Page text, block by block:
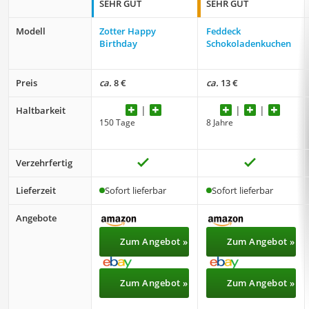
SEHR GUT SEHR GUT
Modell
Zotter Happy
Birthday
Feddeck
Schokoladenkuchen
Preis ca. 8 € ca. 13 €
Haltbarkeit
150 Tage 8 Jahre
Verzehrfertig
Lieferzeit Sofort lieferbar Sofort lieferbar
Angebote
Zum Angebot »
Zum Angebot »
Zum Angebot »
Zum Angebot »